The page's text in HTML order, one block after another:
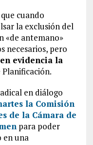
cuando
la exclusión del
«de antemano»
necesarios, pero
evidencia la
en diálogo
la Comisión
de la Cámara de
para poder
en una